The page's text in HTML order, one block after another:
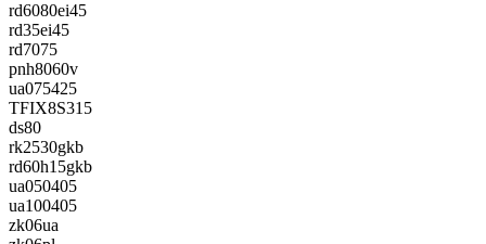
rd6080ei45
rd35ei45
rd7075
pnh8060v
ua075425
TFIX8S315
ds80
rk2530gkb
rd60h15gkb
ua050405
ua100405
zk06ua